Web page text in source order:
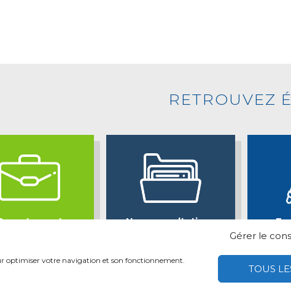
Gérer le
optimiser votre navigation et son fonctionnement.
TOUS
RETROUVEZ
Nos consultations
Retrait des